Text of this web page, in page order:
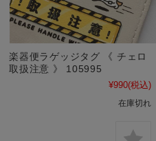
楽器便ラゲッジタグ 《 チェロ
取扱注意 》 105995
¥990(税込)
在庫切れ